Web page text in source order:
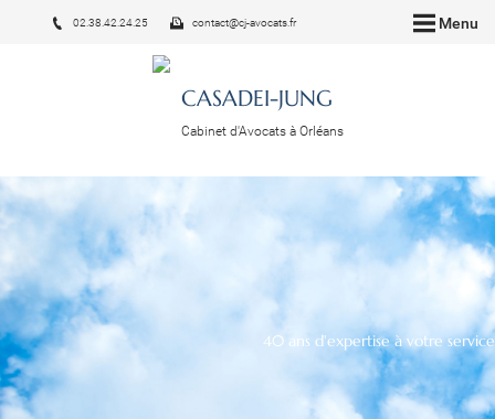
Menu
CASADEI-JUNG
Cabinet d'Avocats à Orléans
02.38.42.24.25 contact@cj-avocats.fr
40 ans d'expertise à votre service